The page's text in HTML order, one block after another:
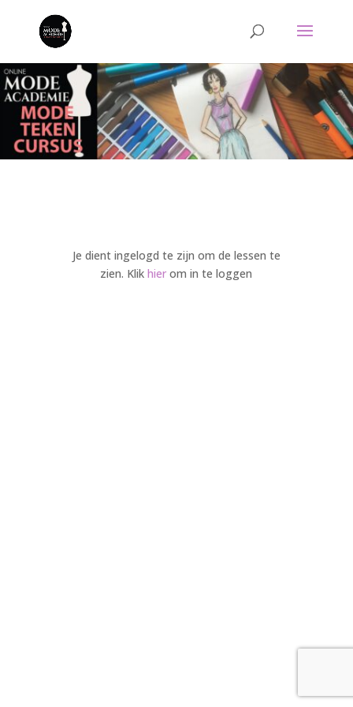
Je dient ingelogd te zijn om de lessen te
zien. Klikhier om in te loggen